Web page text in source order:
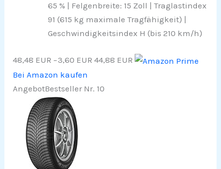
65 % | Felgenbreite: 15 Zoll | Traglastindex
91 (615 kg maximale Tragfähigkeit) |
Geschwindigkeitsindex H (bis 210 km/h)
48,48 EUR −3,60 EUR 44,88 EUR
Bei Amazon kaufen
AngebotBestseller Nr. 10